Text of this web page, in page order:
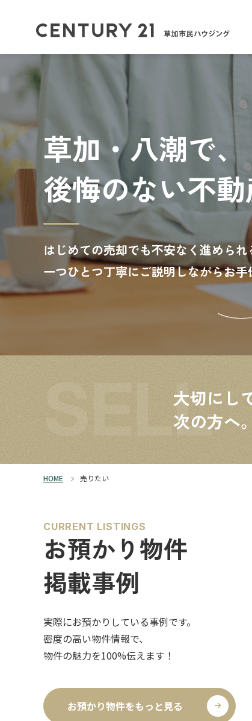
草加・八潮で、
後悔のない不
はじめての売却でも不安なく進められ
一つひとつ丁寧にご説明しながらお
SELL
大切にし
次の方へ。
HOME 売りたい
CURRENT LISTINGS
お預かり物件
掲載事例
実際にお預かりしている事例です。
密度の高い物件情報で、
物件の魅力を100%伝えます！
お預かり物件をもっと見る